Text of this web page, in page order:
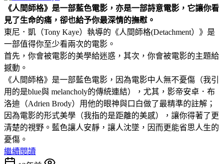
《人間師格》是一部藍色電影，亦是一部詩意電影，它讓你看
見了生命的痛，卻也給予你最深情的撫慰。
東尼．凱（Tony Kaye）執導的《人間師格(Detachment）》是
一部值得你至少看兩次的電影。
首先，你會被電影的美學給迷惑，其次，你會被電影的主題給
撼動。
《人間師格》是一部藍色電影，因為電影中人無不憂傷（我引
用的是blue與 melancholy的傳統連結），尤其，影帝安卓．布
洛迪（Adrien Brody）用他的眼神與口白做了最精準的註解；
因為電影的形式美學（我指的是距離的美感），讓你得著了更
清楚的視野。藍色讓人安靜，讓人沈墜，因而更能省思人生的
憂傷。
繼續閱讀